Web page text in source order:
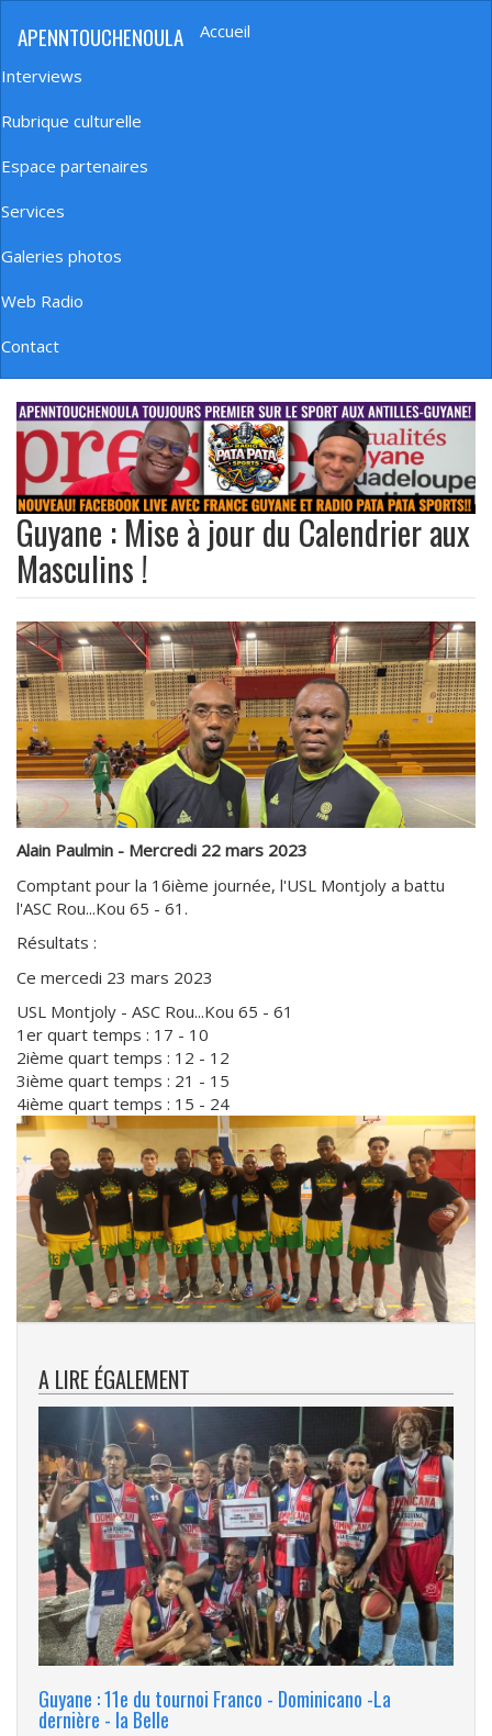
principal
APENNTOUCHENOULA
Navigation
principale
Accueil
Interviews
Rubrique culturelle
Espace partenaires
Services
Galeries photos
Web Radio
Contact
banniere_img
Guyane : Mise à jour du Calendrier aux
Masculins !
Alain Paulmin - Mercredi 22 mars 2023
Comptant pour la 16ième journée, l'USL Montjoly a battu
l'ASC Rou...Kou 65 - 61.
Résultats :
Ce mercedi 23 mars 2023
USL Montjoly - ASC Rou...Kou 65 - 61
1er quart temps : 17 - 10
2ième quart temps : 12 - 12
3ième quart temps : 21 - 15
4ième quart temps : 15 - 24
Faire
galerie
A LIRE ÉGALEMENT
Guyane : 11e du tournoi Franco - Dominicano -La
dernière - la Belle